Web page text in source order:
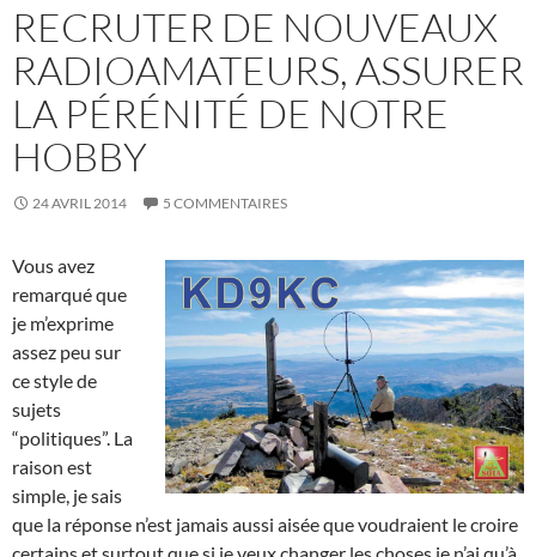
RECRUTER DE NOUVEAUX
RADIOAMATEURS, ASSURER
LA PÉRÉNITÉ DE NOTRE
HOBBY
24 AVRIL 2014 5 COMMENTAIRES
Vous avez
remarqué que
je m’exprime
assez peu sur
ce style de
sujets
“politiques”. La
raison est
simple, je sais
que la réponse n’est jamais aussi aisée que voudraient le croire